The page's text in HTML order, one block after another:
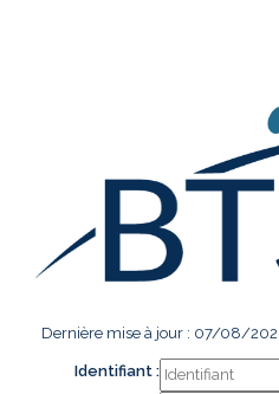
Dernière mise à jour : 07/08/
Identifiant :